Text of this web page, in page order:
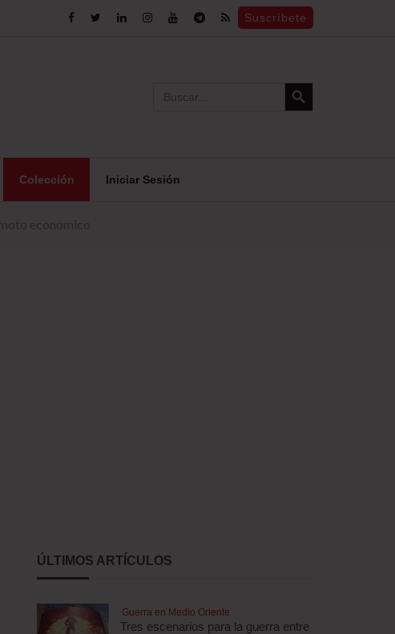
Suscríbete
for:
Search Button
Colección Iniciar Sesión
ÚLTIMOS ARTÍCULOS
Guerra en Medio Oriente
Tres escenarios para la guerra entre